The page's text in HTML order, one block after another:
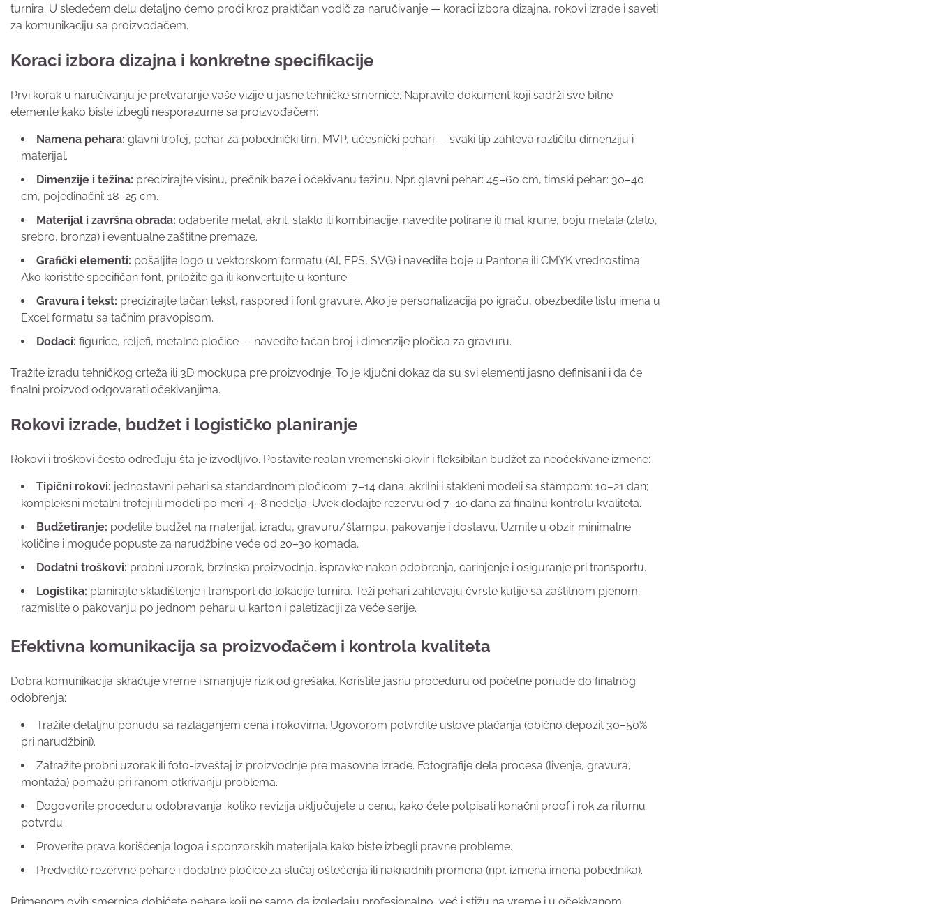
turnira. U sledećem delu detaljno ćemo proći kroz praktičan vodič za naručivanje — koraci izbora dizajna, rokovi izrade i saveti
za komunikaciju sa proizvođačem.
Koraci izbora dizajna i konkretne specifikacije
Prvi korak u naručivanju je pretvaranje vaše vizije u jasne tehničke smernice. Napravite dokument koji sadrži sve bitne
elemente kako biste izbegli nesporazume sa proizvođačem:
Namena pehara: glavni trofej, pehar za pobednički tim, MVP, učesnički pehari — svaki tip zahteva različitu dimenziju i
materijal.
Dimenzije i težina: precizirajte visinu, prečnik baze i očekivanu težinu. Npr. glavni pehar: 45–60 cm, timski pehar: 30–40
cm, pojedinačni: 18–25 cm.
Materijal i završna obrada: odaberite metal, akril, staklo ili kombinacije; navedite polirane ili mat krune, boju metala (zlato,
srebro, bronza) i eventualne zaštitne premaze.
Grafički elementi: pošaljite logo u vektorskom formatu (AI, EPS, SVG) i navedite boje u Pantone ili CMYK vrednostima.
Ako koristite specifičan font, priložite ga ili konvertujte u konture.
Gravura i tekst: precizirajte tačan tekst, raspored i font gravure. Ako je personalizacija po igraču, obezbedite listu imena u
Excel formatu sa tačnim pravopisom.
Dodaci: figurice, reljefi, metalne pločice — navedite tačan broj i dimenzije pločica za gravuru.
Tražite izradu tehničkog crteža ili 3D mockupa pre proizvodnje. To je ključni dokaz da su svi elementi jasno definisani i da će
finalni proizvod odgovarati očekivanjima.
Rokovi izrade, budžet i logističko planiranje
Rokovi i troškovi često određuju šta je izvodljivo. Postavite realan vremenski okvir i fleksibilan budžet za neočekivane izmene:
Tipični rokovi: jednostavni pehari sa standardnom pločicom: 7–14 dana; akrilni i stakleni modeli sa štampom: 10–21 dan;
kompleksni metalni trofeji ili modeli po meri: 4–8 nedelja. Uvek dodajte rezervu od 7–10 dana za finalnu kontrolu kvaliteta.
Budžetiranje: podelite budžet na materijal, izradu, gravuru/štampu, pakovanje i dostavu. Uzmite u obzir minimalne
količine i moguće popuste za narudžbine veće od 20–30 komada.
Dodatni troškovi: probni uzorak, brzinska proizvodnja, ispravke nakon odobrenja, carinjenje i osiguranje pri transportu.
Logistika: planirajte skladištenje i transport do lokacije turnira. Teži pehari zahtevaju čvrste kutije sa zaštitnom pjenom;
razmislite o pakovanju po jednom peharu u karton i paletizaciji za veće serije.
Efektivna komunikacija sa proizvođačem i kontrola kvaliteta
Dobra komunikacija skraćuje vreme i smanjuje rizik od grešaka. Koristite jasnu proceduru od početne ponude do finalnog
odobrenja:
Tražite detaljnu ponudu sa razlaganjem cena i rokovima. Ugovorom potvrdite uslove plaćanja (obično depozit 30–50%
pri narudžbini).
Zatražite probni uzorak ili foto-izveštaj iz proizvodnje pre masovne izrade. Fotografije dela procesa (livenje, gravura,
montaža) pomažu pri ranom otkrivanju problema.
Dogovorite proceduru odobravanja: koliko revizija uključujete u cenu, kako ćete potpisati konačni proof i rok za riturnu
potvrdu.
Proverite prava korišćenja logoa i sponzorskih materijala kako biste izbegli pravne probleme.
Predvidite rezervne pehare i dodatne pločice za slučaj oštećenja ili naknadnih promena (npr. izmena imena pobednika).
Primenom ovih smernica dobićete pehare koji ne samo da izgledaju profesionalno, već i stižu na vreme i u očekivanom